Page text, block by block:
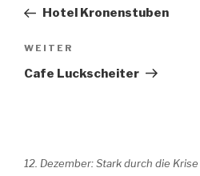
Beitrag
Hotel Kronenstuben
Nächster
Beitrag
WEITER
Cafe Luckscheiter
12. Dezember: Stark durch die Krise